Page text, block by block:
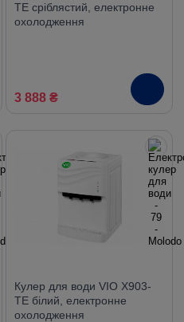
TE сріблястий, електронне
охолодження
3 888 ₴
Кулер для води VIO X903-
TE білий, електронне
охолодження